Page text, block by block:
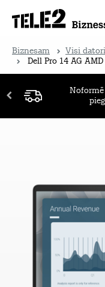
Biznesam Visi datori
Dell Pro 14 AG AMD